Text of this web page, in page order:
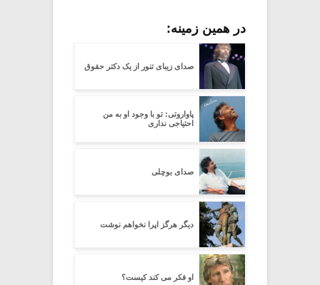
در همین زمینه:
صدای زیبای تنور از یک دکتر حقوق
پاواروتی: تو با وجود او به من
احتیاجی نداری
صدای بوچلی
دیگر هرگز اپرا نخواهم نوشت
او فکر می کند کیست؟